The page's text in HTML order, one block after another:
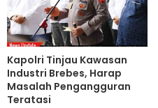
Kapolri Tinjau Kawasan
Industri Brebes, Harap
Masalah Pengangguran
Teratasi